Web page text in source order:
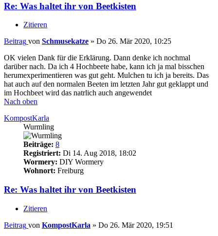
Re: Was haltet ihr von Beetkisten
Zitieren
Beitrag von Schmusekatze » Do 26. Mär 2020, 10:25
OK vielen Dank für die Erklärung. Dann denke ich nochmal
darüber nach. Da ich 4 Hochbeete habe, kann ich ja mal bisschen
herumexperimentieren was gut geht. Mulchen tu ich ja bereits. Das
hat auch auf den normalen Beeten im letzten Jahr gut geklappt und
im Hochbeet wird das natrlich auch angewendet
Nach oben
KompostKarla
Wurmling
Beiträge: 8
Registriert: Di 14. Aug 2018, 18:02
Wormery: DIY Wormery
Wohnort: Freiburg
Re: Was haltet ihr von Beetkisten
Zitieren
Beitrag von KompostKarla » Do 26. Mär 2020, 19:51